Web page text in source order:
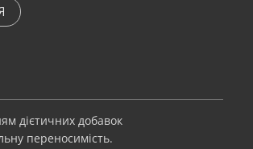
дієтичних добавок
переносимість.